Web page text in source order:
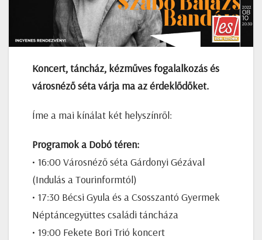
Koncert, táncház, kézműves fogalalkozás és
városnéző séta várja ma az érdeklődőket.
Íme a mai kínálat két helyszínről:
Programok a Dobó téren:
• 16:00 Városnéző séta Gárdonyi Gézával
(Indulás a Tourinformtól)
• 17:30 Bécsi Gyula és a Csosszantó Gyermek
Néptáncegyüttes családi táncháza
• 19:00 Fekete Bori Trió koncert